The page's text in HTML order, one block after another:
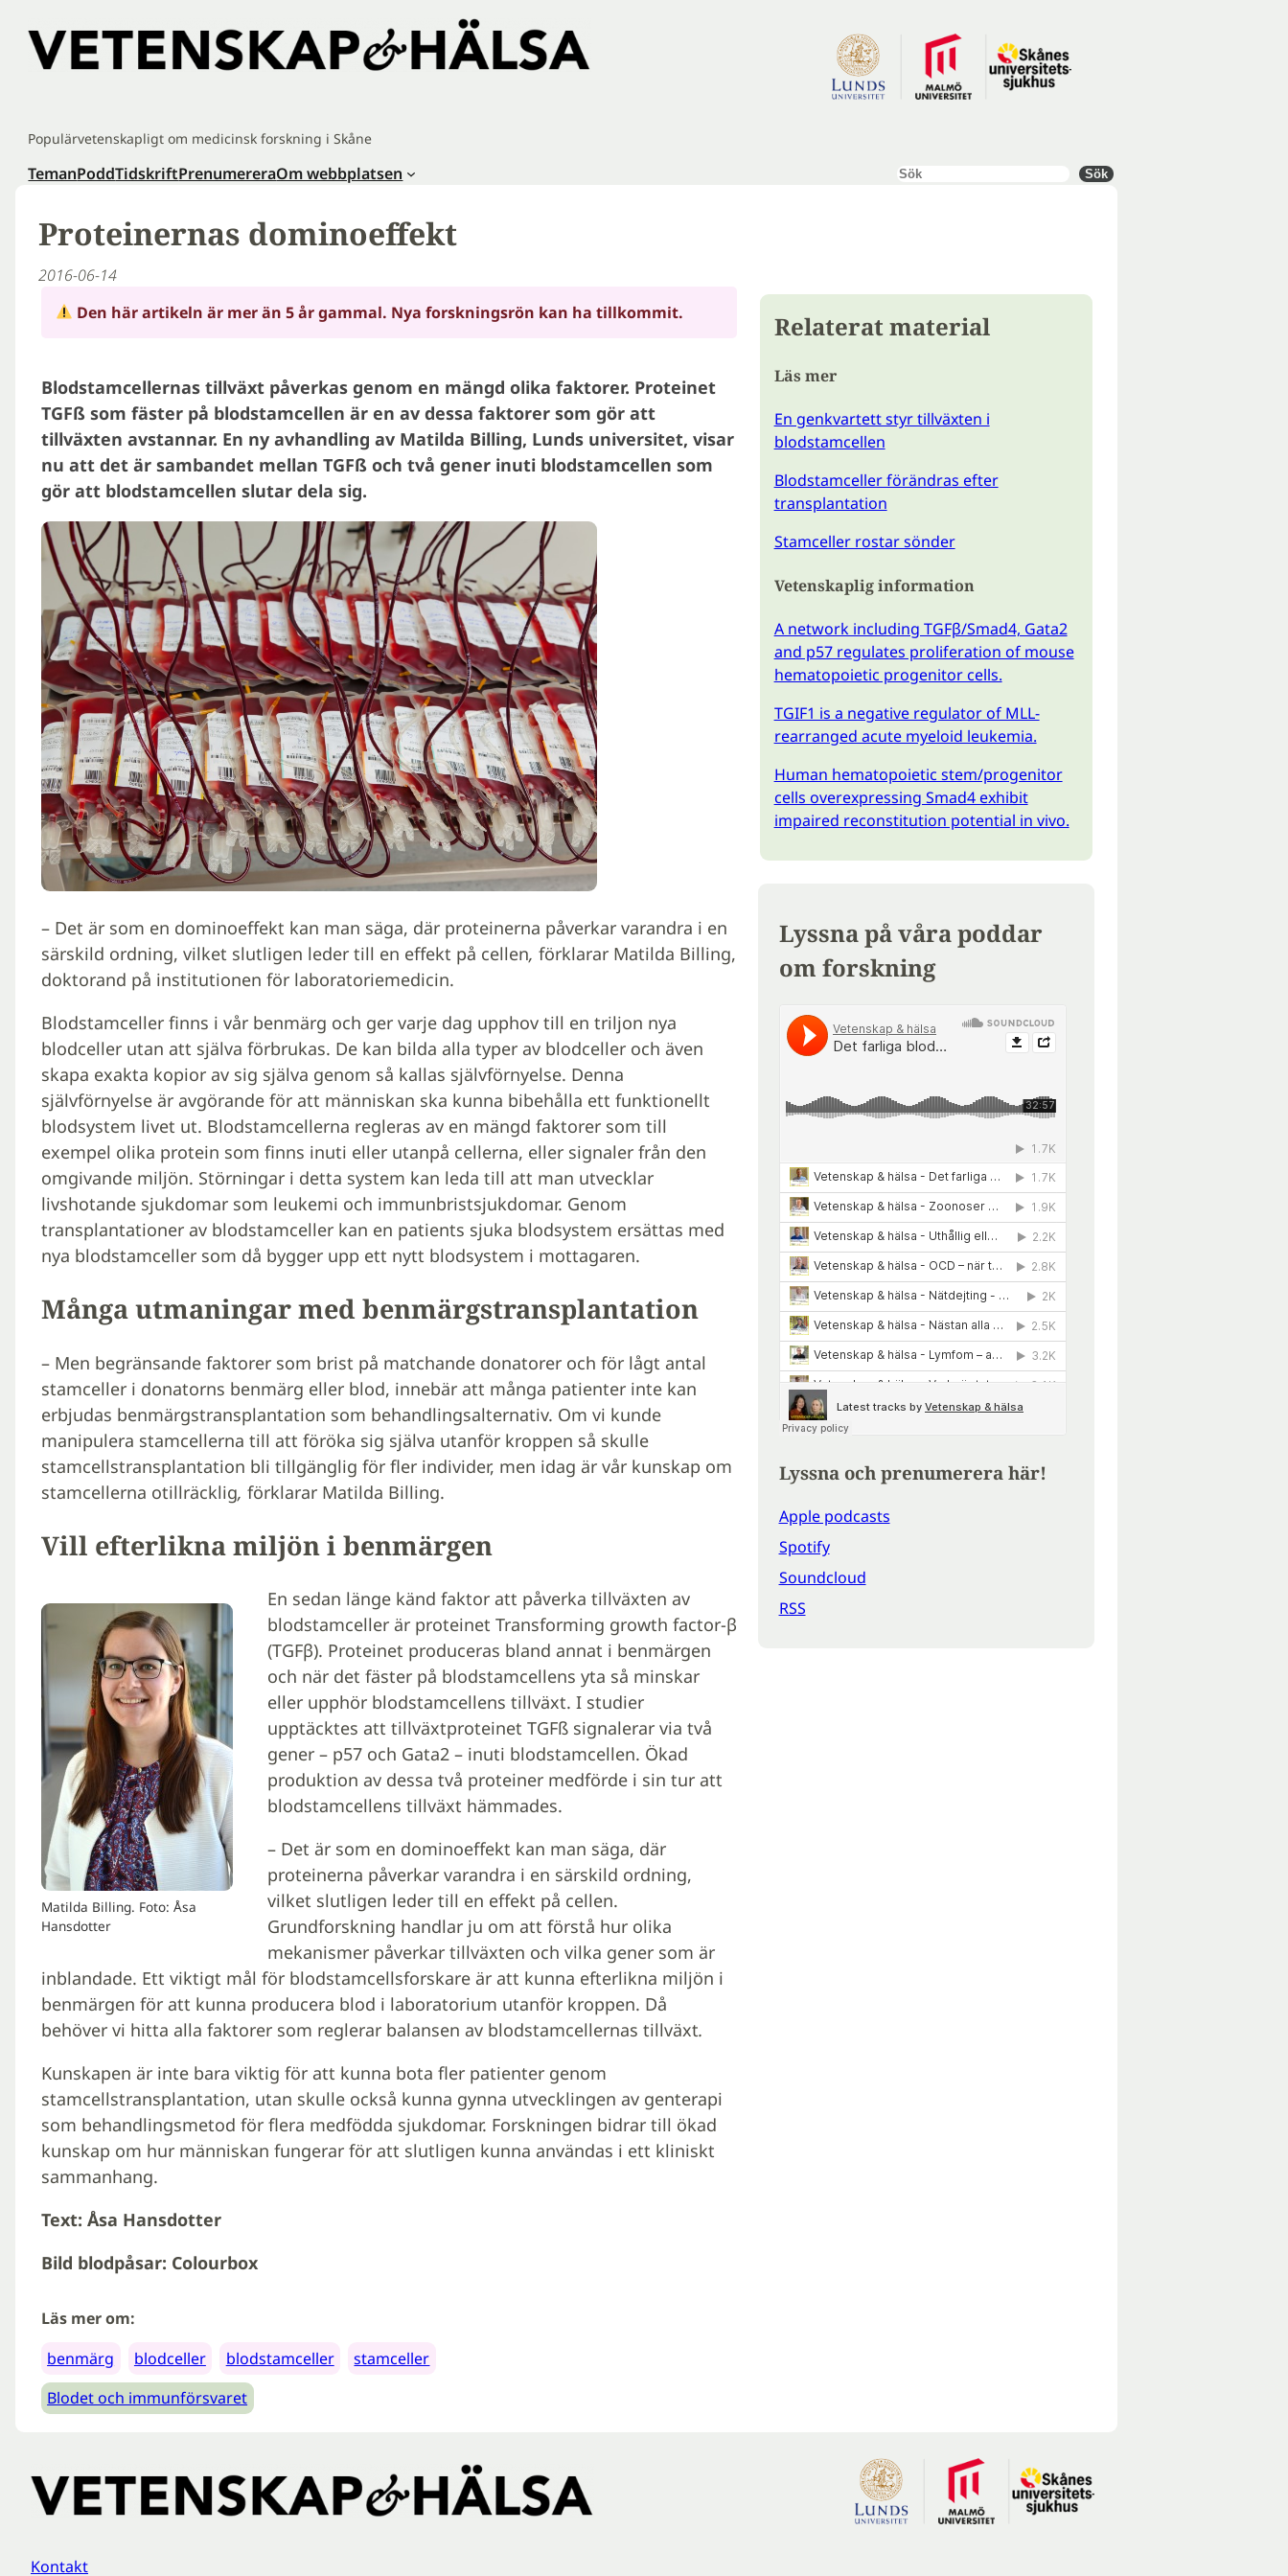
innehåll
Populärvetenskapligt om medicinsk forskning i Skåne
TemanPoddTidskriftPrenumereraOm webbplatsen Sök Sök
Proteinernas dominoeffekt
2016-06-14
Den här artikeln är mer än 5 år gammal. Nya forskningsrön kan ha tillkommit.
Blodstamcellernas tillväxt påverkas genom en mängd olika faktorer. Proteinet
TGFß som fäster på blodstamcellen är en av dessa faktorer som gör att
tillväxten avstannar. En ny avhandling av Matilda Billing, Lunds universitet, visar
nu att det är sambandet mellan TGFß och två gener inuti blodstamcellen som
gör att blodstamcellen slutar dela sig.
– Det är som en dominoeffekt kan man säga, där proteinerna påverkar varandra i en
särskild ordning, vilket slutligen leder till en effekt på cellen, förklarar Matilda Billing,
doktorand på institutionen för laboratoriemedicin.
Blodstamceller finns i vår benmärg och ger varje dag upphov till en triljon nya
blodceller utan att själva förbrukas. De kan bilda alla typer av blodceller och även
skapa exakta kopior av sig själva genom så kallas självförnyelse. Denna
självförnyelse är avgörande för att människan ska kunna bibehålla ett funktionellt
blodsystem livet ut. Blodstamcellerna regleras av en mängd faktorer som till
exempel olika protein som finns inuti eller utanpå cellerna, eller signaler från den
omgivande miljön. Störningar i detta system kan leda till att man utvecklar
livshotande sjukdomar som leukemi och immunbristsjukdomar. Genom
transplantationer av blodstamceller kan en patients sjuka blodsystem ersättas med
nya blodstamceller som då bygger upp ett nytt blodsystem i mottagaren.
Många utmaningar med benmärgstransplantation
– Men begränsande faktorer som brist på matchande donatorer och för lågt antal
stamceller i donatorns benmärg eller blod, innebär att många patienter inte kan
erbjudas benmärgstransplantation som behandlingsalternativ. Om vi kunde
manipulera stamcellerna till att föröka sig själva utanför kroppen så skulle
stamcellstransplantation bli tillgänglig för fler individer, men idag är vår kunskap om
stamcellerna otillräcklig, förklarar Matilda Billing.
Vill efterlikna miljön i benmärgen
Matilda Billing. Foto: Åsa
Hansdotter
En sedan länge känd faktor att påverka tillväxten av
blodstamceller är proteinet Transforming growth factor-β
(TGFβ). Proteinet produceras bland annat i benmärgen
och när det fäster på blodstamcellens yta så minskar
eller upphör blodstamcellens tillväxt. I studier
upptäcktes att tillväxtproteinet TGFß signalerar via två
gener – p57 och Gata2 – inuti blodstamcellen. Ökad
produktion av dessa två proteiner medförde i sin tur att
blodstamcellens tillväxt hämmades.
– Det är som en dominoeffekt kan man säga, där
proteinerna påverkar varandra i en särskild ordning,
vilket slutligen leder till en effekt på cellen.
Grundforskning handlar ju om att förstå hur olika
mekanismer påverkar tillväxten och vilka gener som är
inblandade. Ett viktigt mål för blodstamcellsforskare är att kunna efterlikna miljön i
benmärgen för att kunna producera blod i laboratorium utanför kroppen. Då
behöver vi hitta alla faktorer som reglerar balansen av blodstamcellernas tillväxt.
Kunskapen är inte bara viktig för att kunna bota fler patienter genom
stamcellstransplantation, utan skulle också kunna gynna utvecklingen av genterapi
som behandlingsmetod för flera medfödda sjukdomar. Forskningen bidrar till ökad
kunskap om hur människan fungerar för att slutligen kunna användas i ett kliniskt
sammanhang.
Text: Åsa Hansdotter
Bild blodpåsar: Colourbox
Läs mer om:
benmärg
blodceller blodstamceller
stamceller
Blodet och immunförsvaret
Relaterat material
Läs mer
En genkvartett styr tillväxten i
blodstamcellen
Blodstamceller förändras efter
transplantation
Stamceller rostar sönder
Vetenskaplig information
A network including TGFβ/Smad4, Gata2
and p57 regulates proliferation of mouse
hematopoietic progenitor cells.
TGIF1 is a negative regulator of MLL-
rearranged acute myeloid leukemia.
Human hematopoietic stem/progenitor
cells overexpressing Smad4 exhibit
impaired reconstitution potential in vivo.
Lyssna på våra poddar
om forskning
Lyssna och prenumerera här!
Apple podcasts
Spotify
Soundcloud
RSS
Kontakt